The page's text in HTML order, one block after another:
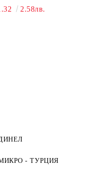
2.58лв.
- ТУРЦИЯ